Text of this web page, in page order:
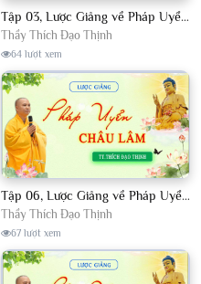
Tập 03, Lược Giảng về Pháp Uyển Châu Lâm, Chủ giảng TT Thích Đạo Thịnh
Thầy Thích Đạo Thịnh
64 lượt xem
Tập 06, Lược Giảng về Pháp Uyển Châu Lâm, Chủ giảng TT. Thích Đạo Thịnh
Thầy Thích Đạo Thịnh
67 lượt xem